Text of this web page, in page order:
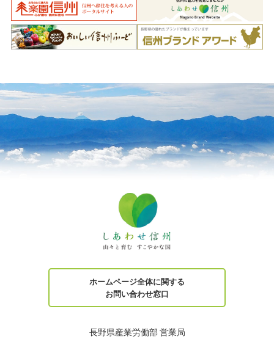
ホームページ全体に関する
お問い合わせ窓口
長野県産業労働部 営業局